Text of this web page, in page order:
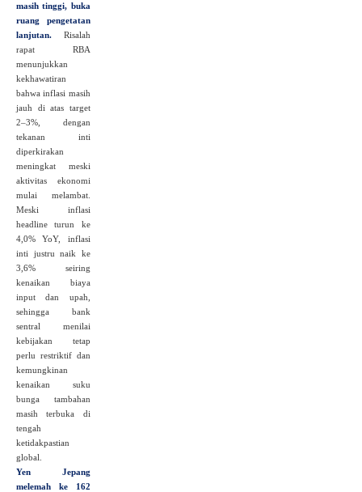
masih tinggi, buka
ruang pengetatan
lanjutan. Risalah
rapat RBA
menunjukkan
kekhawatiran
bahwa inflasi masih
jauh di atas target
2–3%, dengan
tekanan inti
diperkirakan
meningkat meski
aktivitas ekonomi
mulai melambat.
Meski inflasi
headline turun ke
4,0% YoY, inflasi
inti justru naik ke
3,6% seiring
kenaikan biaya
input dan upah,
sehingga bank
sentral menilai
kebijakan tetap
perlu restriktif dan
kemungkinan
kenaikan suku
bunga tambahan
masih terbuka di
tengah
ketidakpastian
global.
Yen Jepang
melemah ke 162